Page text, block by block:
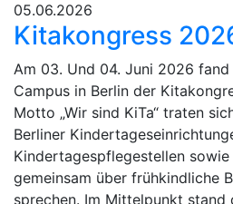
05.06.2026
Kitakongress
Am 03. Und 04. Juni 2026 fand
Campus in Berlin der
Motto „Wir sind KiTa“ traten
Berliner
Kindertagespflegestellen sowie
gemeinsam über frühkindliche
sprechen. Im Mittelpunkt stand